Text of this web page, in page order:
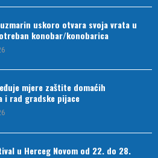
uskoro otvara svoja vrata u
konobar/konobarica
mjere zaštite domaćih
i rad gradske pijace
u Herceg Novom od 22. do 28.